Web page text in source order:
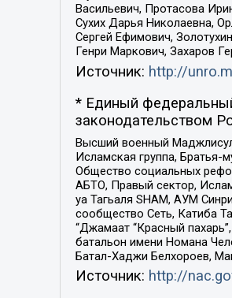
Васильевич, Протасова
Сухих Дарья Николаевна,
Сергей Ефимович,
Генри Маркович, Захаров
Источник: http://
* Единый
законодательством
Высший военный
Исламская группа, Братья-
Общество социальных
АБТО, Правый сектор,
уа Тагьаля SHAM, АУМ
сообщество Сеть, Катиба
“Джамаат “Красный
батальон имени Номана
Батал-Хаджи Белхороев,
Источник: http://